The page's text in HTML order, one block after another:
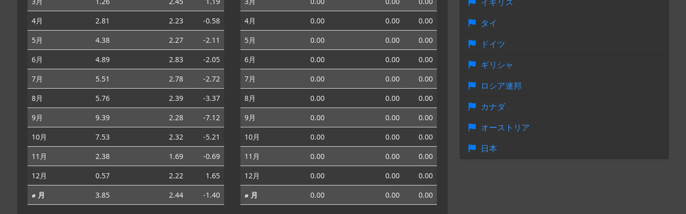
4月
2.81 2.23
-0.58
5月
4.38 2.27
-2.11
6月
4.89 2.83
-2.05
7月
5.51 2.78
-2.72
8月
5.76 2.39
-3.37
9月
9.39 2.28
-7.12
10月
7.53 2.32
-5.21
11月
2.38 1.69
-0.69
12月
0.57 2.22
1.65
⌀ 月
3.85 2.44 -1.40
4月
0.00 0.00
0.00
5月
0.00 0.00
0.00
6月
0.00 0.00
0.00
7月
0.00 0.00
0.00
8月
0.00 0.00
0.00
9月
0.00 0.00
0.00
10月
0.00 0.00
0.00
11月
0.00 0.00
0.00
12月
0.00 0.00
0.00
⌀ 月
0.00 0.00 0.00
タイ
ドイツ
ギリシャ
ロシア連邦
カナダ
オーストリア
日本